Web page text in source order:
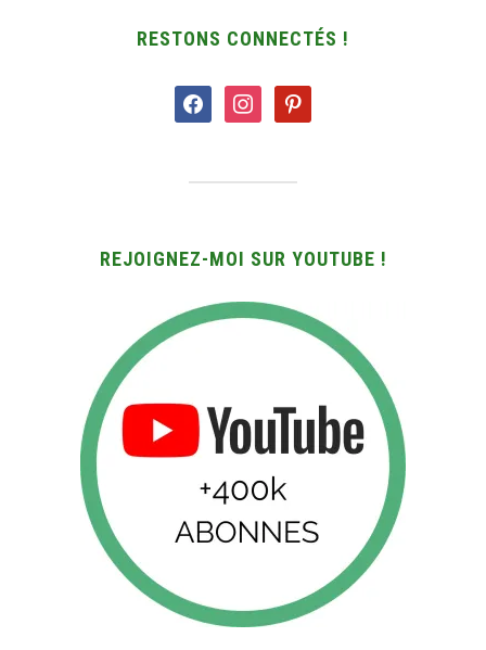
RESTONS CONNECTÉS !
facebookinstagrampinterest
REJOIGNEZ-MOI SUR YOUTUBE !